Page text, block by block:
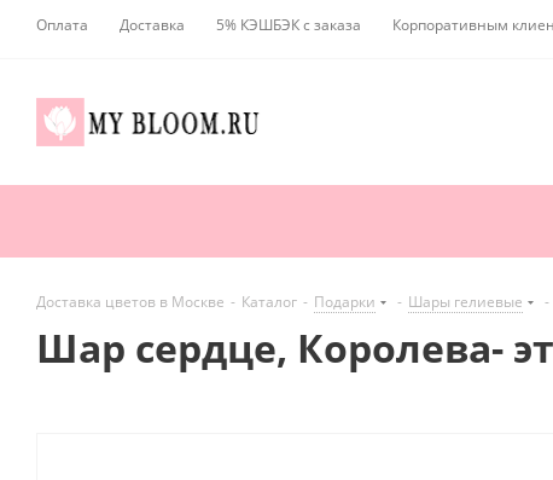
Оплата Доставка 5% КЭШБЭК с заказа Корпоративным
Доставка цветов в Москве - Каталог - Подарки - Шары гелиевые -
Шар сердце, Королева-